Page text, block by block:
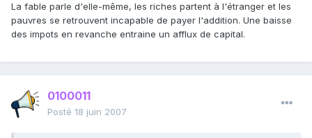
La fable parle d'elle-même, les riches partent à l'étranger et les
pauvres se retrouvent incapable de payer l'addition. Une baisse
des impots en revanche entraine un afflux de capital.
0100011
Posté 18 juin 2007